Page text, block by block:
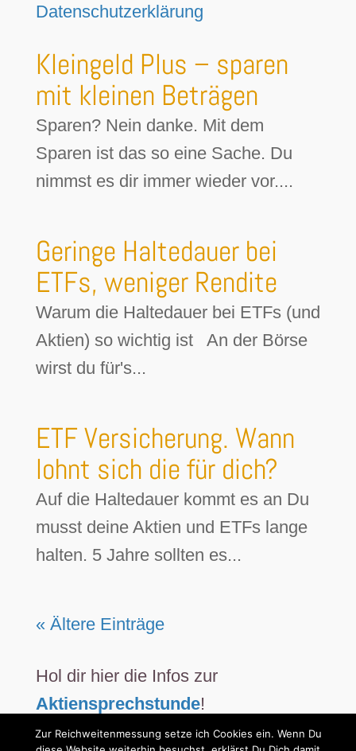
Datenschutzerklärung
Kleingeld Plus – sparen
mit kleinen Beträgen
Sparen? Nein danke. Mit dem
Sparen ist das so eine Sache. Du
nimmst es dir immer wieder vor....
Geringe Haltedauer bei
ETFs, weniger Rendite
Warum die Haltedauer bei ETFs (und
Aktien) so wichtig ist An der Börse
wirst du für's...
ETF Versicherung. Wann
lohnt sich die für dich?
Auf die Haltedauer kommt es an Du
musst deine Aktien und ETFs lange
halten. 5 Jahre sollten es...
« Ältere Einträge
Hol dir hier die Infos zur
Aktiensprechstunde!
Zur Reichweitenmessung setze ich Cookies ein. Wenn Du